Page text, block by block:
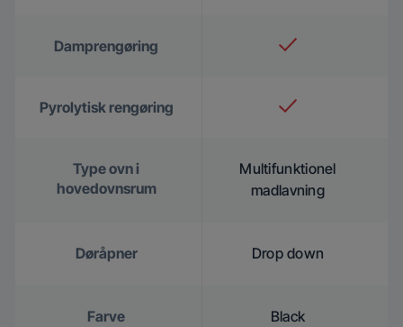
Damprengøring
Pyrolytisk rengøring
Type ovn i
hovedovnsrum
Multifunktionel
madlavning
Døråpner Drop down
Farve Black